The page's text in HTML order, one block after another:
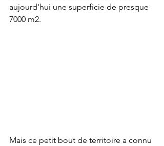
aujourd'hui une superficie de presque
7000 m2.
Mais ce petit bout de territoire a connu